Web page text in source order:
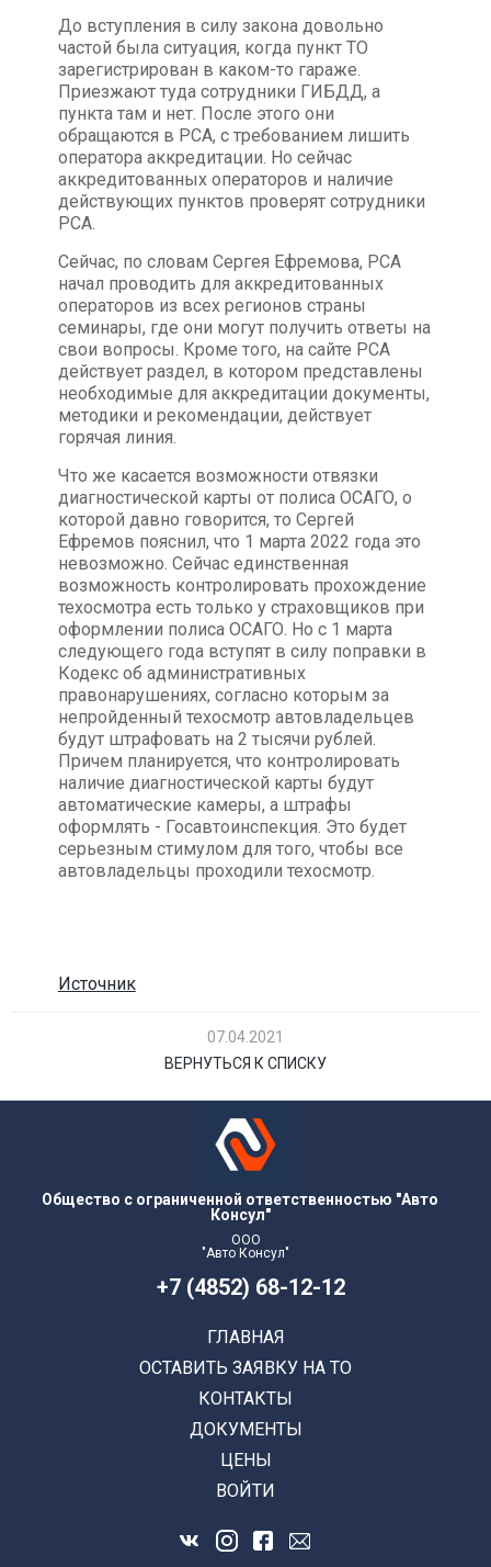
До вступления в силу закона довольно
частой была ситуация, когда пункт ТО
зарегистрирован в каком-то гараже.
Приезжают туда сотрудники ГИБДД, а
пункта там и нет. После этого они
обращаются в РСА, с требованием лишить
оператора аккредитации. Но сейчас
аккредитованных операторов и наличие
действующих пунктов проверят сотрудники
РСА.
Сейчас, по словам Сергея Ефремова, РСА
начал проводить для аккредитованных
операторов из всех регионов страны
семинары, где они могут получить ответы на
свои вопросы. Кроме того, на сайте РСА
действует раздел, в котором представлены
необходимые для аккредитации документы,
методики и рекомендации, действует
горячая линия.
Что же касается возможности отвязки
диагностической карты от полиса ОСАГО, о
которой давно говорится, то Сергей
Ефремов пояснил, что 1 марта 2022 года это
невозможно. Сейчас единственная
возможность контролировать прохождение
техосмотра есть только у страховщиков при
оформлении полиса ОСАГО. Но с 1 марта
следующего года вступят в силу поправки в
Кодекс об административных
правонарушениях, согласно которым за
непройденный техосмотр автовладельцев
будут штрафовать на 2 тысячи рублей.
Причем планируется, что контролировать
наличие диагностической карты будут
автоматические камеры, а штрафы
оформлять - Госавтоинспекция. Это будет
серьезным стимулом для того, чтобы все
автовладельцы проходили техосмотр.
Источник
07.04.2021
ВЕРНУТЬСЯ К СПИСКУ
Общество с ограниченной ответственностью "Авто
Консул"
ООО
"Авто Консул"
+7 (4852) 68-12-12
ГЛАВНАЯ
ОСТАВИТЬ ЗАЯВКУ НА ТО
КОНТАКТЫ
ДОКУМЕНТЫ
ЦЕНЫ
ВОЙТИ